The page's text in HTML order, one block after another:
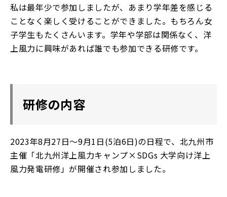
私は最年少で参加しましたが、あまり学年差を感じる
ことなく楽しく受けることができました。もちろん女
子学生もたくさんいます。学年や学部は関係なく、洋
上風力に興味があれば誰でも参加できる研修です。
研修の内容
2023年8月27日～9月1日(5泊6日)の日程で、北九州市
主催「北九州洋上風力キャンプ×SDGs 大学向け洋上
風力発電研修」が開催され参加しました。